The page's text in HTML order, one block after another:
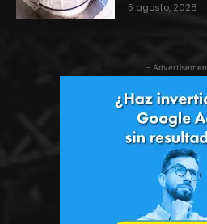
5 agosto, 2026
-